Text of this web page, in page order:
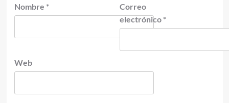
Nombre *
Correo
electrónico *
Web